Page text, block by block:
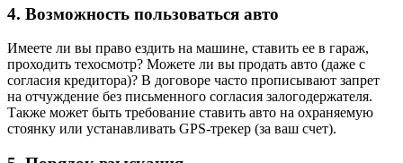
4. Возможность пользоваться авто
Имеете ли вы право ездить на машине, ставить ее в гараж,
проходить техосмотр? Можете ли вы продать авто (даже с
согласия кредитора)? В договоре часто прописывают запрет
на отчуждение без письменного согласия залогодержателя.
Также может быть требование ставить авто на охраняемую
стоянку или устанавливать GPS-трекер (за ваш счет).